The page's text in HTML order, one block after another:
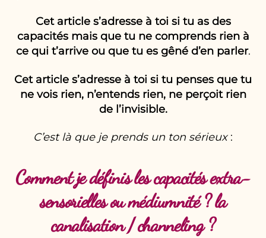
Cet article s’adresse à toi si tu as des
capacités mais que tu ne comprends rien à
ce qui t’arrive ou que tu es gêné d’en parler.
Cet article s’adresse à toi si tu penses que tu
ne vois rien, n’entends rien, ne perçoit rien
de l’invisible.
C’est là que je prends un ton sérieux :
Comment je définis les capacités extra-
sensorielles ou médiumnité ? la
canalisation / channeling ?